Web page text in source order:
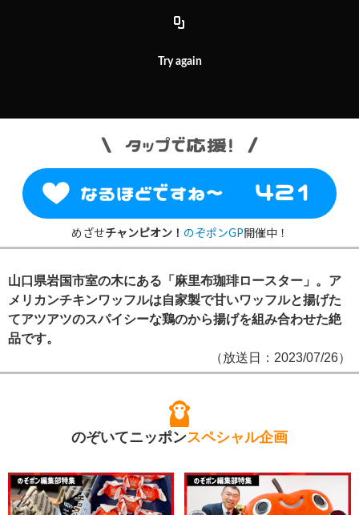
Try again
めざせチャンピオン！ のぞポンGP開催中！
山口県岩国市室の木にある「麻里布珈琲ロースター」。ア
メリカンチキンワッフルは自家製で甘いワッフルと揚げた
てアツアツのスパイシーな鶏のから揚げを組み合わせた絶
品です。
（放送日：2023/07/26）
のぞいてニッポンスペシャル企画